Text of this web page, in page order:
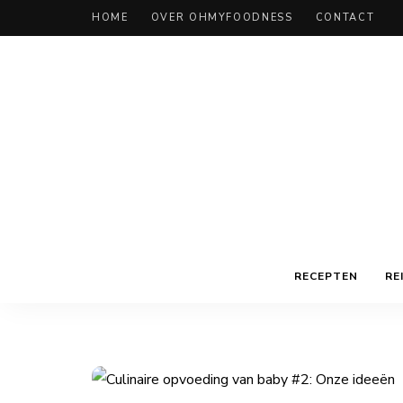
HOME OVER OHMYFOODNESS CONTACT
RECEPTEN